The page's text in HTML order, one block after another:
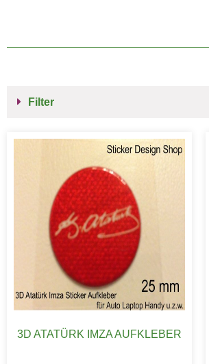
Filter
3D ATATÜRK IMZA AUFKLEBER